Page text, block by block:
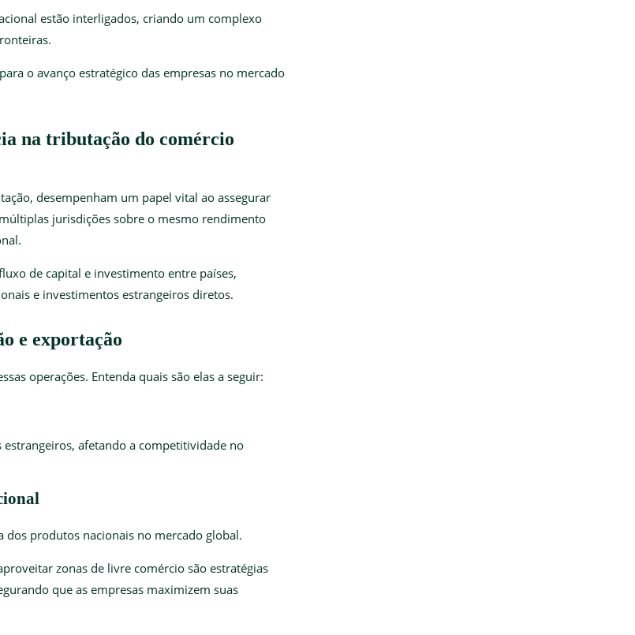
estão interligados, criando um complexo
o avanço estratégico das empresas no mercado
na tributação do comércio
desempenham um papel vital ao assegurar
jurisdições sobre o mesmo rendimento
.
de capital e investimento entre países,
e investimentos estrangeiros diretos.
e exportação
operações. Entenda quais são elas a seguir:
afetando a competitividade no
dos produtos nacionais no mercado global.
zonas de livre comércio são estratégias
que as empresas maximizem suas